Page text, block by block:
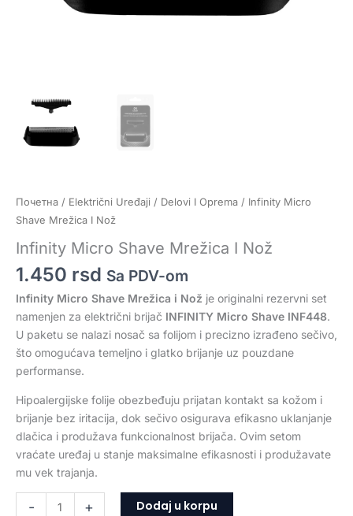
Почетна / Električni Uređaji / Delovi I Oprema / Infinity Micro
Shave Mrežica I Nož
Infinity Micro Shave Mrežica I Nož
1.450 rsd Sa PDV-om
Infinity Micro Shave Mrežica i Nož je originalni rezervni set
namenjen za električni brijač INFINITY Micro Shave INF448.
U paketu se nalazi nosač sa folijom i precizno izrađeno sečivo,
što omogućava temeljno i glatko brijanje uz pouzdane
performanse.
Hipoalergijske folije obezbeđuju prijatan kontakt sa kožom i
brijanje bez iritacija, dok sečivo osigurava efikasno uklanjanje
dlačica i produžava funkcionalnost brijača. Ovim setom
vraćate uređaj u stanje maksimalne efikasnosti i produžavate
mu vek trajanja.
- + Dodaj u korpu